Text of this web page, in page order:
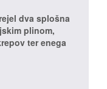
dva splošna
plinom,
ter enega